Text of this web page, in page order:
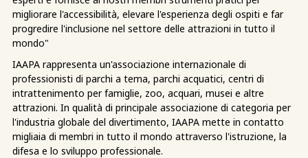
migliorare l'accessibilità, elevare l'esperienza degli ospiti e far
progredire l'inclusione nel settore delle attrazioni in tutto il
mondo"
IAAPA rappresenta un'associazione internazionale di
professionisti di parchi a tema, parchi acquatici, centri di
intrattenimento per famiglie, zoo, acquari, musei e altre
attrazioni. In qualità di principale associazione di categoria per
l'industria globale del divertimento, IAAPA mette in contatto
migliaia di membri in tutto il mondo attraverso l'istruzione, la
difesa e lo sviluppo professionale.